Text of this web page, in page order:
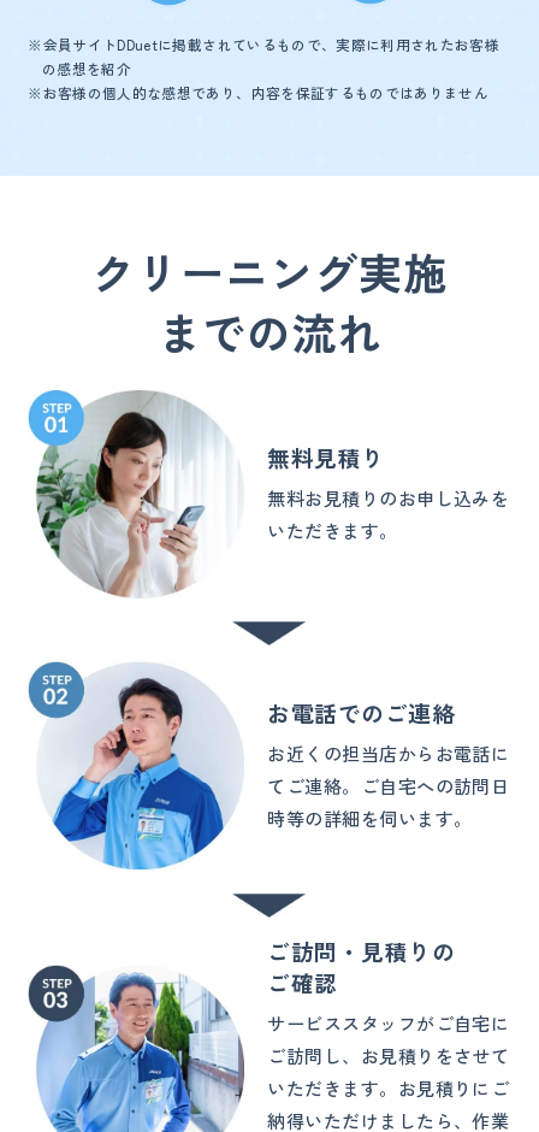
※会員サイトDDuetに掲載されているもので、実際に利用されたお客様
の感想を紹介
※お客様の個人的な感想であり、内容を保証するものではありません
クリーニング実施
までの流れ
無料見積り
無料お見積りのお申し込みを
いただきます。
お電話でのご連絡
お近くの担当店からお電話に
てご連絡。ご自宅への訪問日
時等の詳細を伺います。
ご訪問・見積りの
ご確認
サービススタッフがご自宅に
ご訪問し、お見積りをさせて
いただきます。お見積りにご
納得いただけましたら、作業